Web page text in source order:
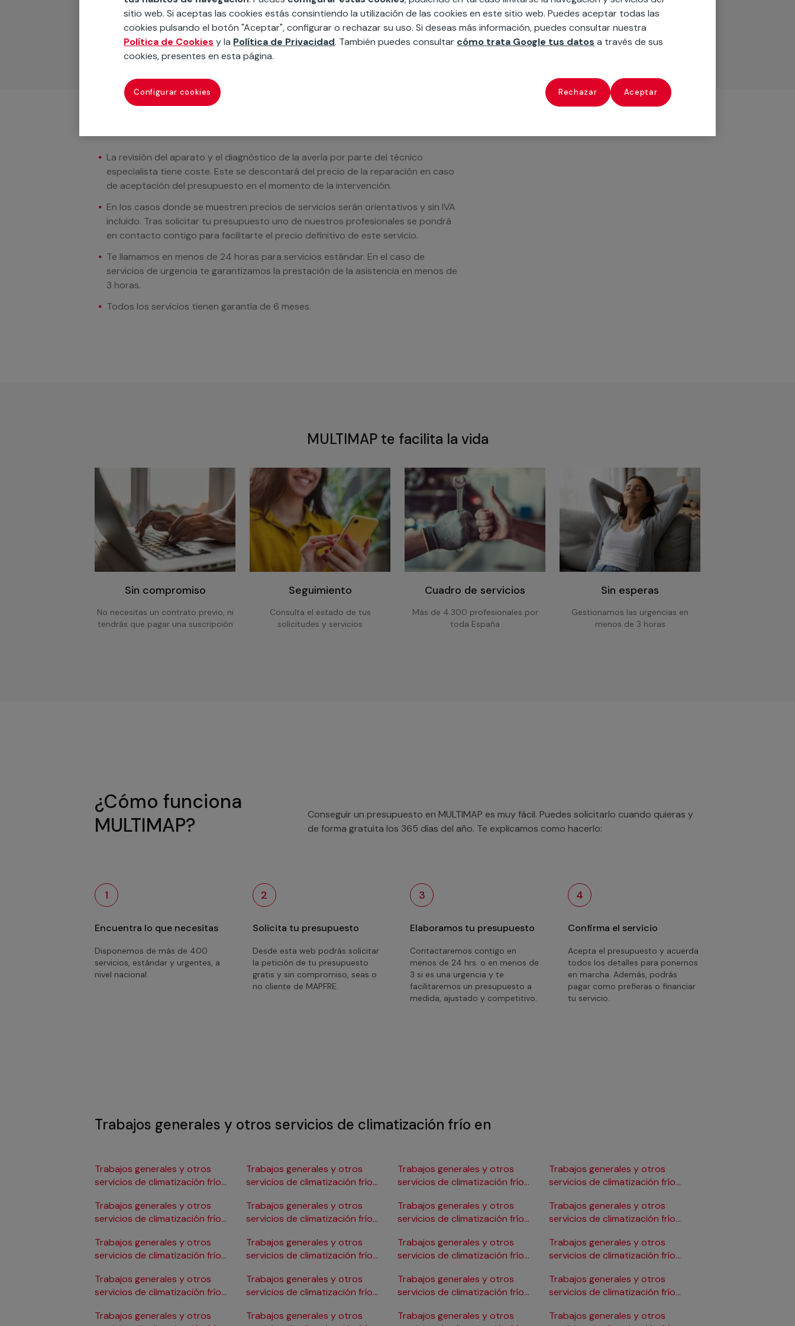
Podemos ofrecer cualquier servicio a medida incluyendo todo lo que necesites:
materiales, equipamientos, electrodomésticos, etc. Cuéntanos que necesitas
cuando te llamemos.
La revisión del aparato y el diagnóstico de la avería por parte del técnico
especialista tiene coste. Este se descontará del precio de la reparación en caso
de aceptación del presupuesto en el momento de la intervención.
En los casos donde se muestren precios de servicios serán orientativos y sin IVA
incluido. Tras solicitar tu presupuesto uno de nuestros profesionales se pondrá
en contacto contigo para facilitarte el precio definitivo de este servicio.
Te llamamos en menos de 24 horas para servicios estándar. En el caso de
servicios de urgencia te garantizamos la prestación de la asistencia en menos de
3 horas.
Todos los servicios tienen garantía de 6 meses.
MULTIMAP te facilita la vida
Sin compromiso
No necesitas un contrato previo, ni
tendrás que pagar una suscripción
Seguimiento
Consulta el estado de tus
solicitudes y servicios
Cuadro de servicios
Más de 4.300 profesionales por
toda España
Sin esperas
Gestionamos las urgencias en
menos de 3 horas
¿Cómo funciona
MULTIMAP?
Conseguir un presupuesto en MULTIMAP es muy fácil. Puedes solicitarlo cuando quieras y
de forma gratuita los 365 días del año. Te explicamos como hacerlo:
1
Encuentra lo que necesitas
Disponemos de más de 400
servicios, estándar y urgentes, a
nivel nacional.
2
Solicita tu presupuesto
Desde esta web podrás solicitar
la petición de tu presupuesto
gratis y sin compromiso, seas o
no cliente de MAPFRE.
3
Elaboramos tu presupuesto
Contactaremos contigo en
menos de 24 hrs. o en menos de
3 si es una urgencia y te
facilitaremos un presupuesto a
medida, ajustado y competitivo.
4
Confirma el servicio
Acepta el presupuesto y acuerda
todos los detalles para ponernos
en marcha. Además, podrás
pagar como prefieras o financiar
tu servicio.
Trabajos generales y otros servicios de climatización frío en
Trabajos generales y otros
servicios de climatización frío
Trabajos generales y otros
servicios de climatización frío
Trabajos generales y otros
servicios de climatización frío
Trabajos generales y otros
servicios de climatización frío
Trabajos generales y otros
Trabajos generales y otros
servicios de climatización frío
Trabajos generales y otros
servicios de climatización frío
Trabajos generales y otros
servicios de climatización frío
Trabajos generales y otros
servicios de climatización frío
Trabajos generales y otros
Trabajos generales y otros
servicios de climatización frío
Trabajos generales y otros
servicios de climatización frío
Trabajos generales y otros
servicios de climatización frío
Trabajos generales y otros
servicios de climatización frío
Trabajos generales y otros
Trabajos generales y otros
servicios de climatización frío
Trabajos generales y otros
servicios de climatización frío
Trabajos generales y otros
servicios de climatización frío
Trabajos generales y otros
servicios de climatización frío
Trabajos generales y otros
sitio web. Si aceptas las cookies estás consintiendo la utilización de las cookies en este sitio web. Puedes aceptar todas las
cookies pulsando el botón "Aceptar", configurar o rechazar su uso. Si deseas más información, puedes consultar nuestra
Política de Cookies y la Política de Privacidad. También puedes consultar cómo trata Google tus datos a través de sus
cookies, presentes en esta página.
Configurar cookies Rechazar Aceptar